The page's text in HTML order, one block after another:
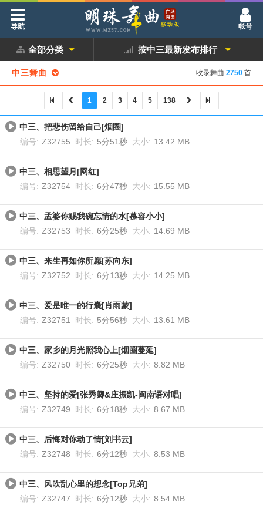
导航 帐号
全部分类 按中三最新发布排行
中三舞曲 收录舞曲 2750 首
1 2 3 4 5 138
中三、把悲伤留给自己[烟圈]
编号: Z32755 时长: 5分51秒 大小: 13.42 MB
中三、相思望月[网红]
编号: Z32754 时长: 6分47秒 大小: 15.55 MB
中三、孟婆你赐我碗忘情的水[慕容小小]
编号: Z32753 时长: 6分25秒 大小: 14.69 MB
中三、来生再如你所愿[苏向东]
编号: Z32752 时长: 6分13秒 大小: 14.25 MB
中三、爱是唯一的行囊[肖雨蒙]
编号: Z32751 时长: 5分56秒 大小: 13.61 MB
中三、家乡的月光照我心上[烟圈蔓延]
编号: Z32750 时长: 6分25秒 大小: 8.82 MB
中三、坚持的爱[张秀卿&庄振凯-闽南语对唱]
编号: Z32749 时长: 6分18秒 大小: 8.67 MB
中三、后悔对你动了情[刘书云]
编号: Z32748 时长: 6分12秒 大小: 8.53 MB
中三、风吹乱心里的想念[Top兄弟]
编号: Z32747 时长: 6分12秒 大小: 8.54 MB